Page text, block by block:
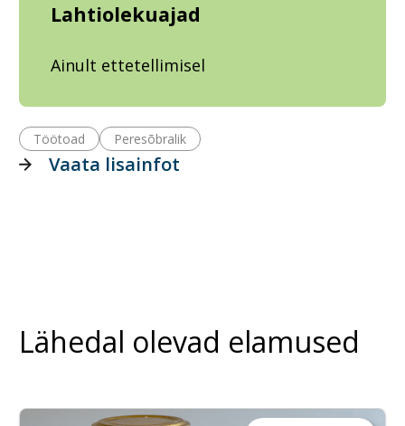
Lahtiolekuajad
Ainult ettetellimisel
Töötoad Peresõbralik
Vaata lisainfot
Lähedal olevad elamused